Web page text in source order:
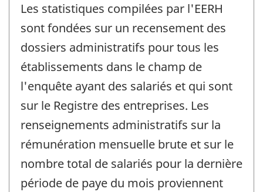
Les statistiques compilées par l'EERH
sont fondées sur un recensement des
dossiers administratifs pour tous les
établissements dans le champ de
l'enquête ayant des salariés et qui sont
sur le Registre des entreprises. Les
renseignements administratifs sur la
rémunération mensuelle brute et sur le
nombre total de salariés pour la dernière
période de paye du mois proviennent